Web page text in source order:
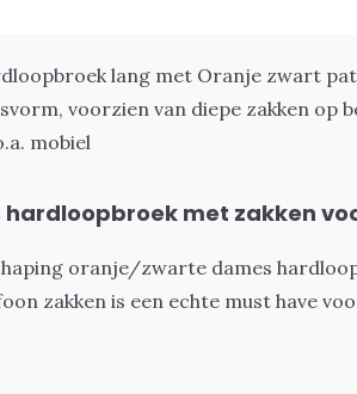
lang met Oranje zwart
voorzien van diepe zakken op
mobiel
hardloopbroek met zakken
oranje/zwarte dames
zakken is een echte must have